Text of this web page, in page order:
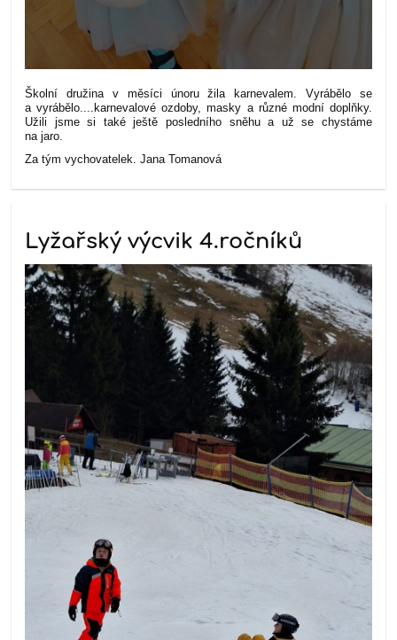
Školní družina v měsíci únoru žila karnevalem. Vyrábělo se
a vyrábělo....karnevalové ozdoby, masky a různé modní doplňky.
Užili jsme si také ještě posledního sněhu a už se chystáme
na jaro.
Za tým vychovatelek. Jana Tomanová
Lyžařský výcvik 4.ročníků